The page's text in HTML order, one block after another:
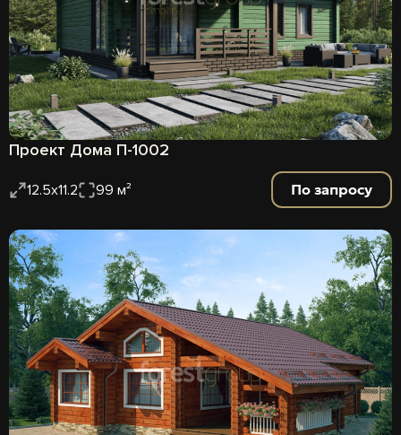
Проект Дома П-1002
12.5х11.2 99 м² По запросу